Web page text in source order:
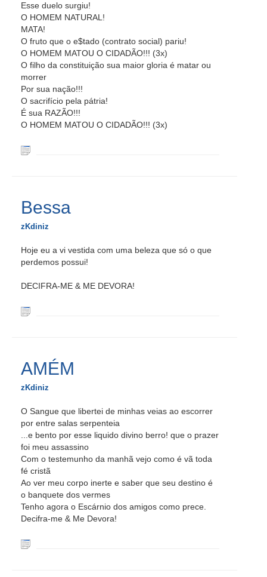
Esse duelo surgiu!
O HOMEM NATURAL!
MATA!
O fruto que o e$tado (contrato social) pariu!
O HOMEM MATOU O CIDADÃO!!! (3x)
O filho da constituição sua maior gloria é matar ou
morrer
Por sua nação!!!
O sacrifício pela pátria!
É sua RAZÃO!!!
O HOMEM MATOU O CIDADÃO!!! (3x)
Bessa
zKdiniz
Hoje eu a vi vestida com uma beleza que só o que
perdemos possui!
DECIFRA-ME & ME DEVORA!
AMÉM
zKdiniz
O Sangue que libertei de minhas veias ao escorrer
por entre salas serpenteia
...e bento por esse liquido divino berro! que o prazer
foi meu assassino
Com o testemunho da manhã vejo como é vã toda
fé cristã
Ao ver meu corpo inerte e saber que seu destino é
o banquete dos vermes
Tenho agora o Escárnio dos amigos como prece.
Decifra-me & Me Devora!